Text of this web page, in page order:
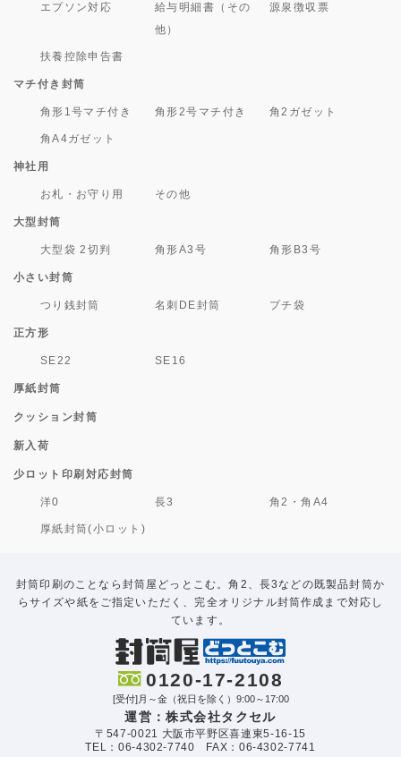
エプソン対応
給与明細書（その
他）
源泉徴収票
扶養控除申告書
マチ付き封筒
角形1号マチ付き 角形2号マチ付き 角2ガゼット
角A4ガゼット
神社用
お札・お守り用 その他
大型封筒
大型袋 2切判 角形A3号 角形B3号
小さい封筒
つり銭封筒 名刺DE封筒 プチ袋
正方形
SE22 SE16
厚紙封筒
クッション封筒
新入荷
少ロット印刷対応封筒
洋0 長3 角2・角A4
厚紙封筒(小ロット)
封筒印刷のことなら封筒屋どっとこむ。角2、長3などの既製品封筒か
らサイズや紙をご指定いただく、完全オリジナル封筒作成まで対応し
ています。
0120-17-2108
[受付]月～金（祝日を除く）9:00～17:00
運営：株式会社タクセル
〒547-0021 大阪市平野区喜連東5-16-15
TEL：06-4302-7740 FAX：06-4302-7741